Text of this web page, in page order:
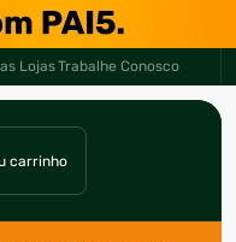
LojasTrabalhe Conosco